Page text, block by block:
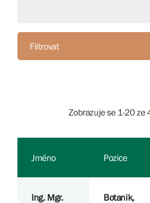
Filtrovat
Zobrazuje se 1-20 ze
Jméno Pozice
Ing. Mgr.
Botanik,